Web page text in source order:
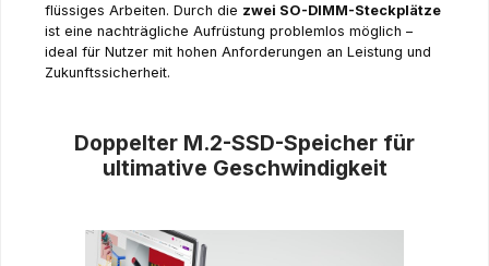
flüssiges Arbeiten. Durch die zwei SO-DIMM-Steckplätze
ist eine nachträgliche Aufrüstung problemlos möglich –
ideal für Nutzer mit hohen Anforderungen an Leistung und
Zukunftssicherheit.
Doppelter M.2-SSD-Speicher für
ultimative Geschwindigkeit